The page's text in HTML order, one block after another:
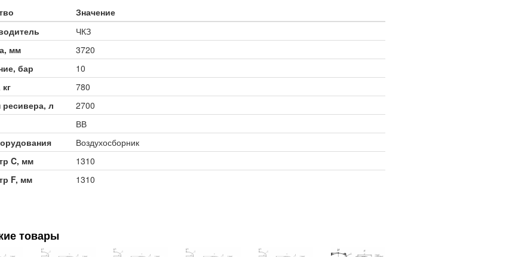
Значение
ЧКЗ
мм
3720
бар
10
780
л
2700
ВВ
Воздухосборник
C, мм
1310
F, мм
1310
товары